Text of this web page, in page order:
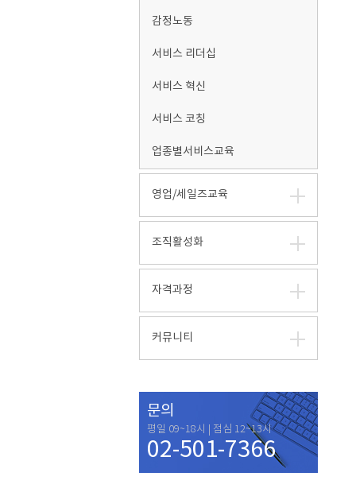
감정노동
서비스 리더십
서비스 혁신
서비스 코칭
업종별서비스교육
영업/세일즈교육
조직활성화
자격과정
커뮤니티
문의
평일 09~18시 | 점심 12~13시
02-501-7366